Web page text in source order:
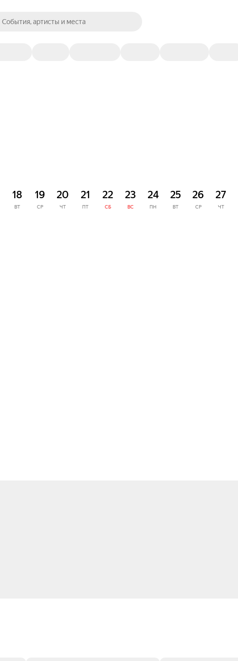
События, артисты и места
18
ВТ
19
СР
20
ЧТ
21
ПТ
22
СБ
23
ВС
24
ПН
25
ВТ
26
СР
27
ЧТ